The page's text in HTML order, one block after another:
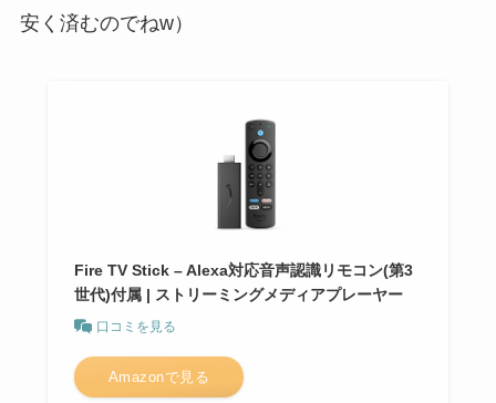
安く済むのでねw）
Fire TV Stick – Alexa対応音声認識リモコン(第3
世代)付属 | ストリーミングメディアプレーヤー
口コミを見る
Amazonで見る